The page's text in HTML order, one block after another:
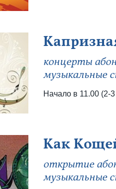
концерты
музыкальные
Начало в 11.00 (2-
Как
открытие
музыкальные